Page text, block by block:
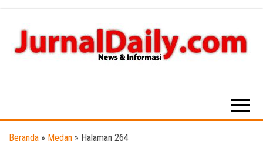
Informasi
Beranda » Medan » Halaman 264